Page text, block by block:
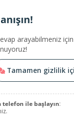
arayabilmeniz için
Tamamen gizlilik
telefon ile başlayın: